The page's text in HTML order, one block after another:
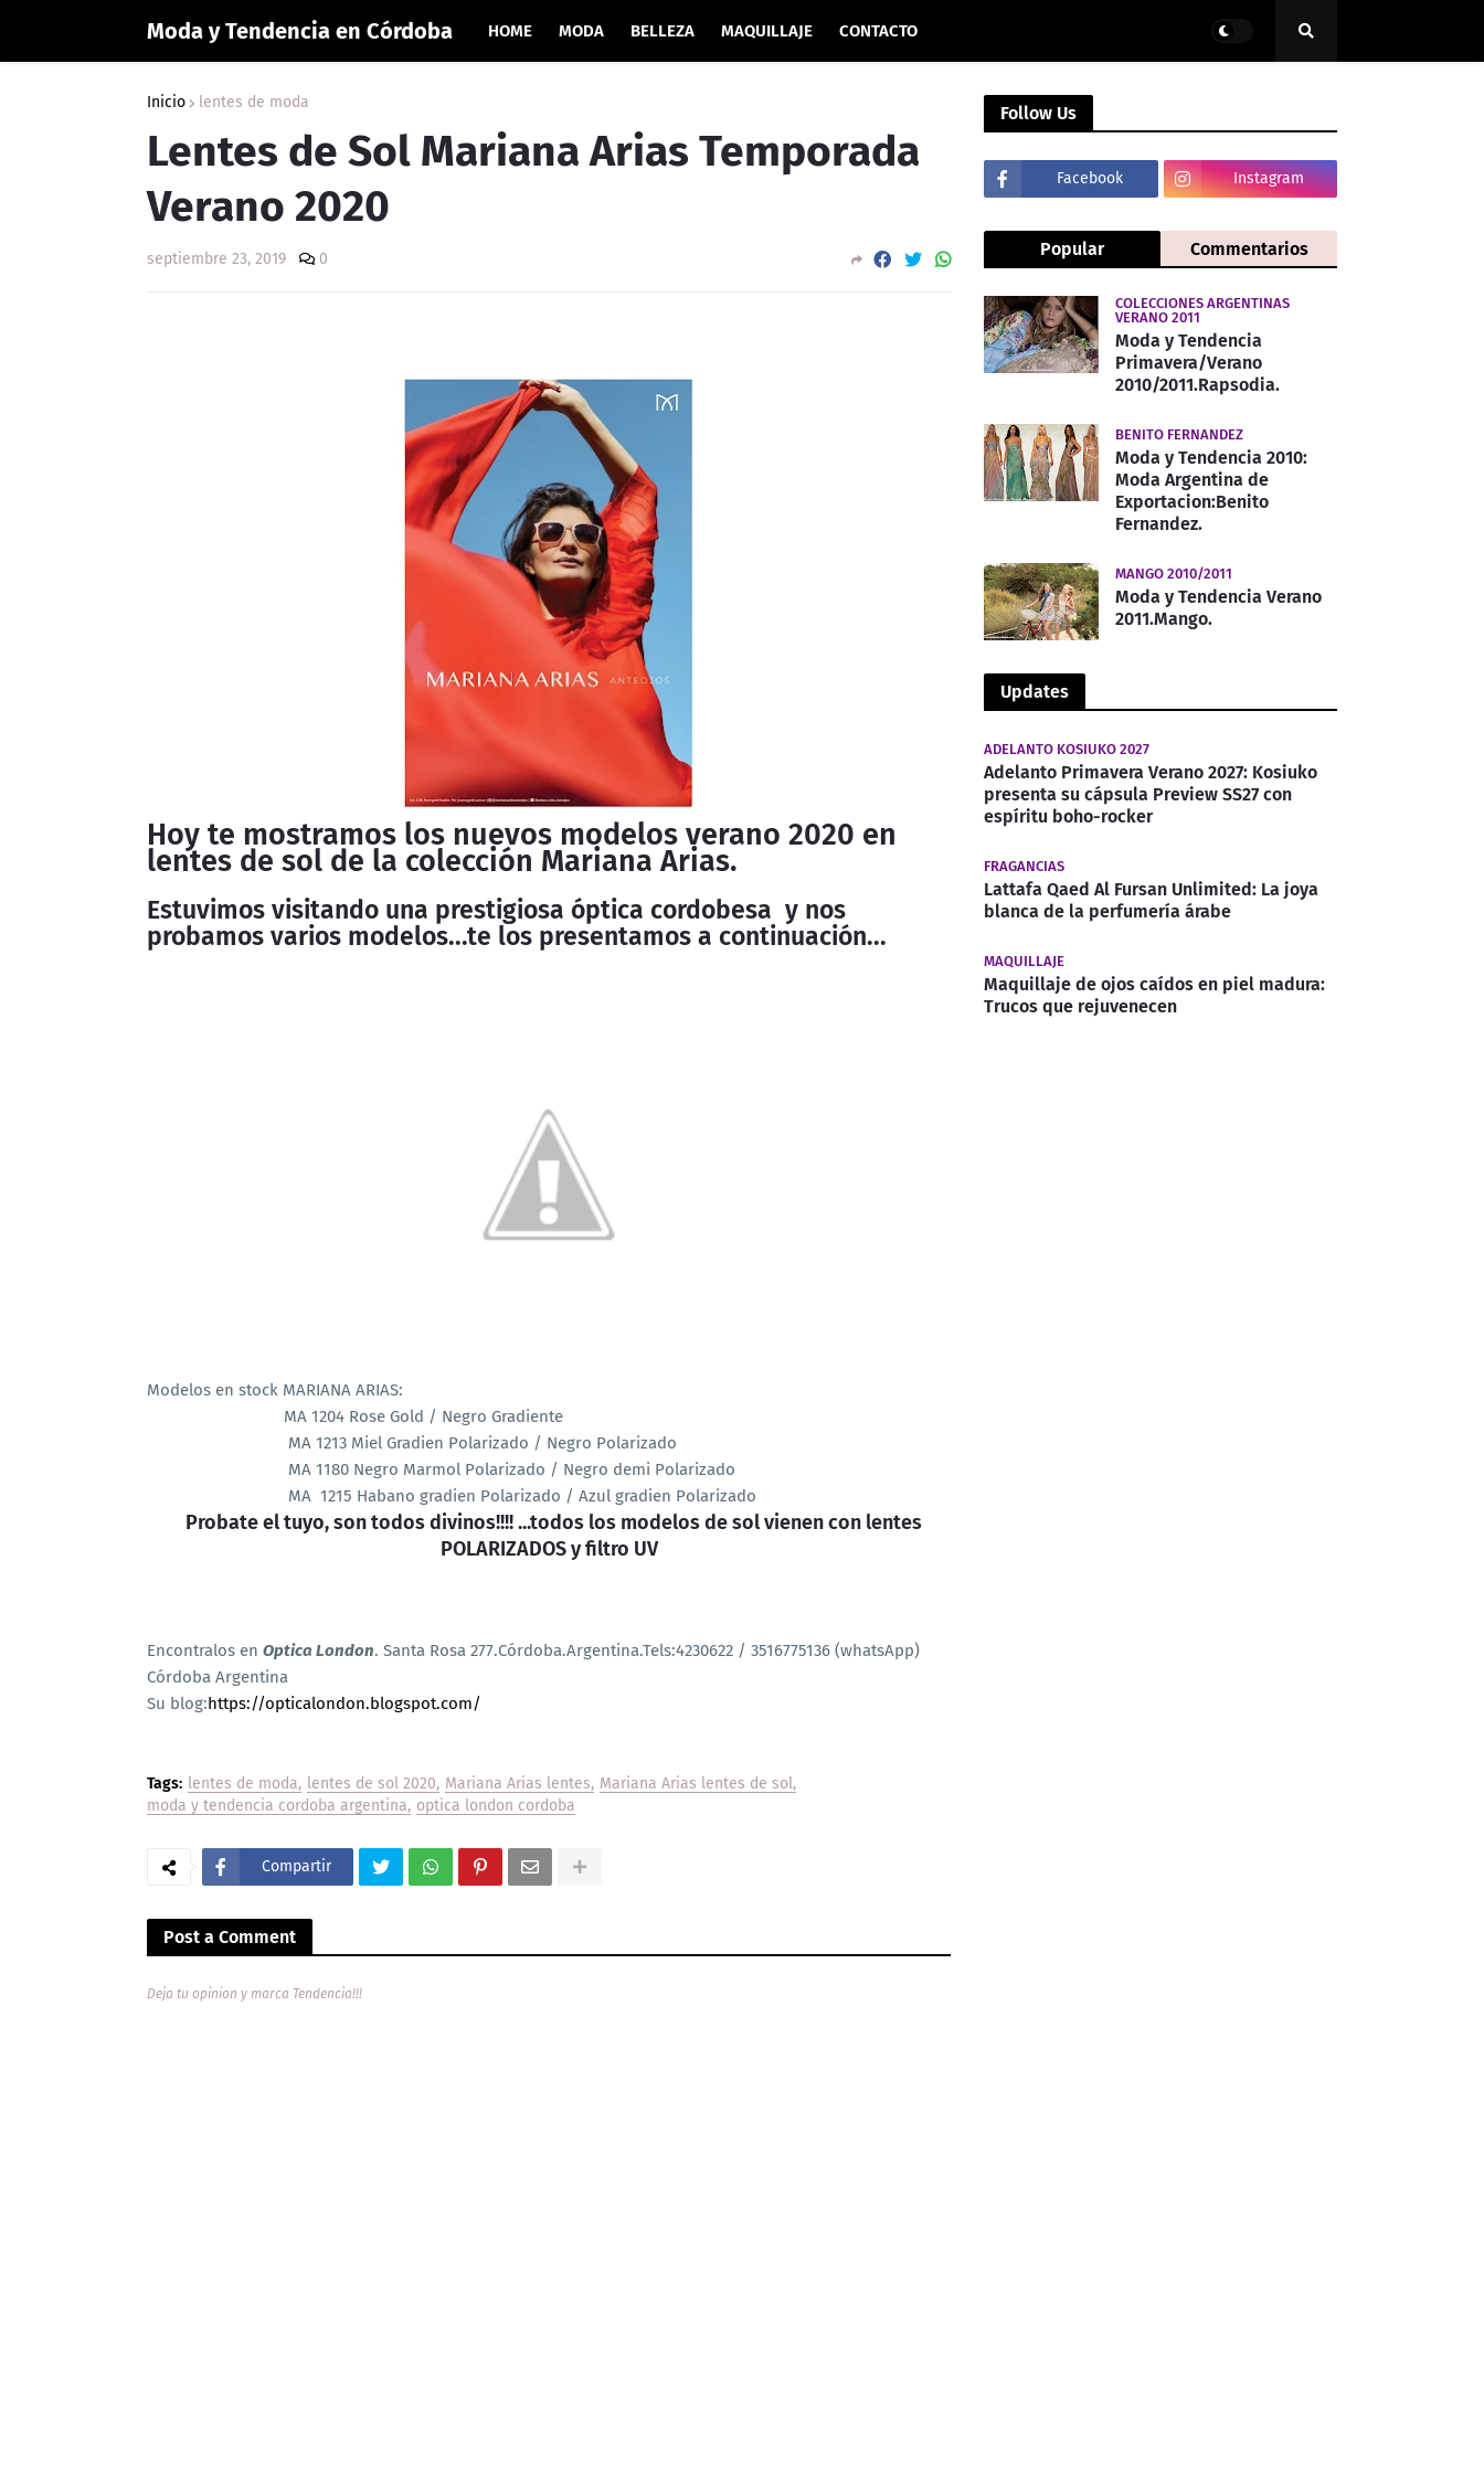
Moda y Tendencia en Córdoba HOME MODA BELLEZA MAQUILLAJE CONTACTO
Inicio lentes de moda
Lentes de Sol Mariana Arias Temporada
Verano 2020
septiembre 23, 2019 0
Hoy te mostramos los nuevos modelos verano 2020 en
lentes de sol de la colección Mariana Arias.
Estuvimos visitando una prestigiosa óptica cordobesa y nos
probamos varios modelos...te los presentamos a continuación...
Modelos en stock MARIANA ARIAS:
MA 1204 Rose Gold / Negro Gradiente
MA 1213 Miel Gradien Polarizado / Negro Polarizado
MA 1180 Negro Marmol Polarizado / Negro demi Polarizado
MA 1215 Habano gradien Polarizado / Azul gradien Polarizado
Probate el tuyo, son todos divinos!!!! ...todos los modelos de sol vienen con lentes
POLARIZADOS y filtro UV
Encontralos en Optica London. Santa Rosa 277.Córdoba.Argentina.Tels:4230622 / 3516775136 (whatsApp)
Córdoba Argentina
Su blog:https://opticalondon.blogspot.com/
Tags: lentes de moda lentes de sol 2020 Mariana Arias lentes Mariana Arias lentes de sol
moda y tendencia cordoba argentina optica london cordoba
Compartir
Post a Comment
Deja tu opinion y marca Tendencia!!!
Follow Us
Facebook Instagram
Popular Commentarios
COLECCIONES ARGENTINAS
VERANO 2011
Moda y Tendencia
Primavera/Verano
2010/2011.Rapsodia.
BENITO FERNANDEZ
Moda y Tendencia 2010:
Moda Argentina de
Exportacion:Benito
Fernandez.
MANGO 2010/2011
Moda y Tendencia Verano
2011.Mango.
Updates
ADELANTO KOSIUKO 2027
Adelanto Primavera Verano 2027: Kosiuko
presenta su cápsula Preview SS27 con
espíritu boho-rocker
FRAGANCIAS
Lattafa Qaed Al Fursan Unlimited: La joya
blanca de la perfumería árabe
MAQUILLAJE
Maquillaje de ojos caídos en piel madura:
Trucos que rejuvenecen